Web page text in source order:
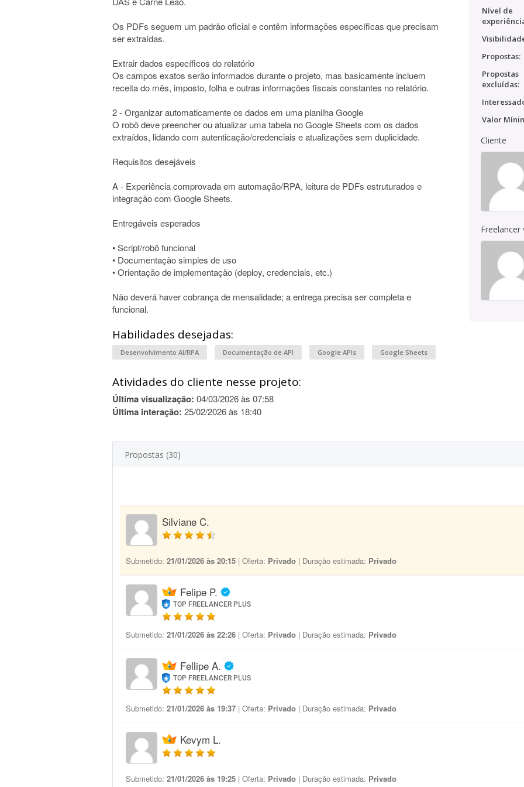
Os PDFs seguem um padrão oficial e contêm informações específicas que precisam
ser extraídas.
Extrair dados específicos do relatório
Os campos exatos serão informados durante o projeto, mas basicamente incluem
receita do mês, imposto, folha e outras informações fiscais constantes no relatório.
2 - Organizar automaticamente os dados em uma planilha Google
O robô deve preencher ou atualizar uma tabela no Google Sheets com os dados
extraídos, lidando com autenticação/credenciais e atualizações sem duplicidade.
Requisitos desejáveis
A - Experiência comprovada em automação/RPA, leitura de PDFs estruturados e
integração com Google Sheets.
Entregáveis esperados
• Script/robô funcional
• Documentação simples de uso
• Orientação de implementação (deploy, credenciais, etc.)
Não deverá haver cobrança de mensalidade; a entrega precisa ser completa e
funcional.
Habilidades desejadas:
Desenvolvimento AI/RPA Documentação de API Google APIs Google Sheets
Atividades do cliente nesse projeto:
Última visualização: 04/03/2026 às 07:58
Última interação: 25/02/2026 às 18:40
Nível de
Propostas:
Propostas
excluídas:
Valor
Cliente
Freelancer
Propostas (30)
Silviane C.
Submetido: 21/01/2026 às 20:15 | Oferta: Privado | Duração estimada: Privado
Felipe P.
TOP FREELANCER PLUS
Submetido: 21/01/2026 às 22:26 | Oferta: Privado | Duração estimada: Privado
Fellipe A.
TOP FREELANCER PLUS
Submetido: 21/01/2026 às 19:37 | Oferta: Privado | Duração estimada: Privado
Kevym L.
Submetido: 21/01/2026 às 19:25 | Oferta: Privado | Duração estimada: Privado